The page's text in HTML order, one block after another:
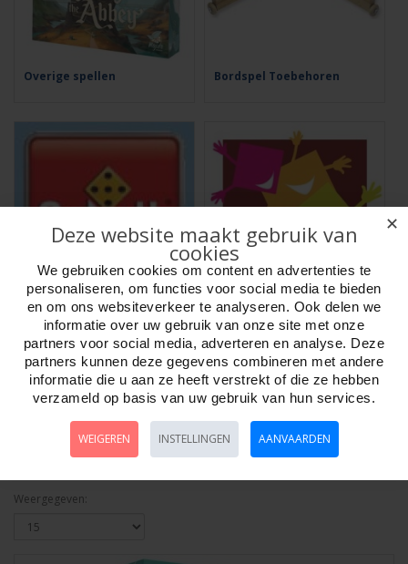
Overige spellen Bordspel Toebehoren
Goliath spellen Asmodee spellen
Filters:
Beschikbaarheid: Sorteren op:
Weergegeven:
✕
Deze website maakt gebruik van
cookies
We gebruiken cookies om content en advertenties te
personaliseren, om functies voor social media te bieden
en om ons websiteverkeer te analyseren. Ook delen we
informatie over uw gebruik van onze site met onze
partners voor social media, adverteren en analyse. Deze
partners kunnen deze gegevens combineren met andere
informatie die u aan ze heeft verstrekt of die ze hebben
verzameld op basis van uw gebruik van hun services.
WEIGEREN INSTELLINGEN AANVAARDEN